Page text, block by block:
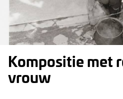
Kompositie met
vrouw